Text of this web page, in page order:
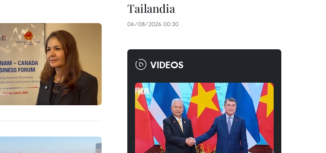
Tailandia
06/08/2026 00:30
VIDEOS